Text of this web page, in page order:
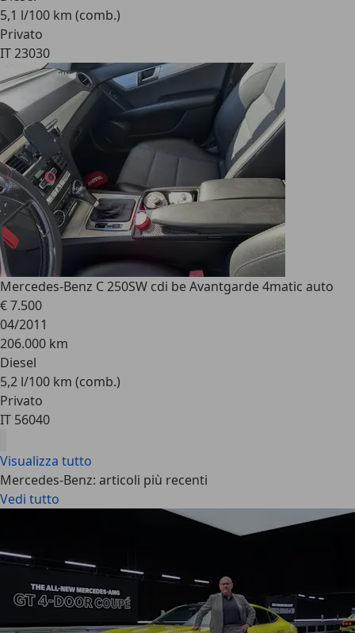
5,1 l/100 km (comb.)
Privato
IT 23030
Mercedes-Benz C 250SW cdi be Avantgarde 4matic auto
€ 7.500
04/2011
206.000 km
Diesel
5,2 l/100 km (comb.)
Privato
IT 56040
Visualizza tutto
Mercedes-Benz: articoli più recenti
Vedi tutto